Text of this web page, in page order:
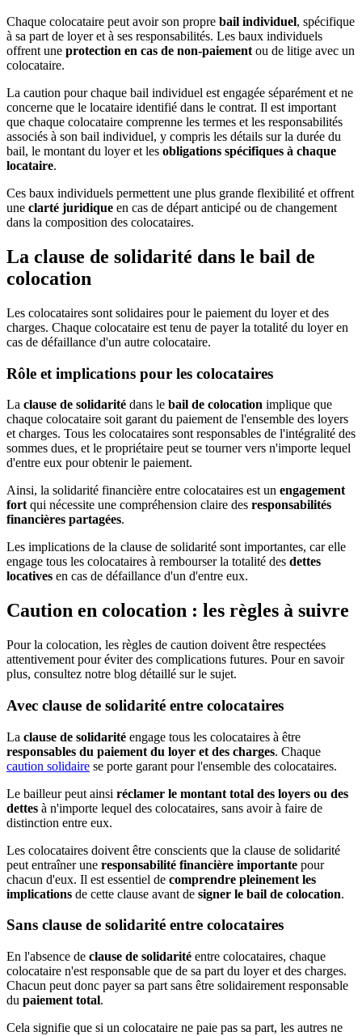
Chaque colocataire peut avoir son propre bail individuel, spécifique
à sa part de loyer et à ses responsabilités. Les baux individuels
offrent une protection en cas de non-paiement ou de litige avec un
colocataire.
La caution pour chaque bail individuel est engagée séparément et ne
concerne que le locataire identifié dans le contrat. Il est important
que chaque colocataire comprenne les termes et les responsabilités
associés à son bail individuel, y compris les détails sur la durée du
bail, le montant du loyer et les obligations spécifiques à chaque
locataire.
Ces baux individuels permettent une plus grande flexibilité et offrent
une clarté juridique en cas de départ anticipé ou de changement
dans la composition des colocataires.
La clause de solidarité dans le bail de
colocation
Les colocataires sont solidaires pour le paiement du loyer et des
charges. Chaque colocataire est tenu de payer la totalité du loyer en
cas de défaillance d'un autre colocataire.
Rôle et implications pour les colocataires
La clause de solidarité dans le bail de colocation implique que
chaque colocataire soit garant du paiement de l'ensemble des loyers
et charges. Tous les colocataires sont responsables de l'intégralité des
sommes dues, et le propriétaire peut se tourner vers n'importe lequel
d'entre eux pour obtenir le paiement.
Ainsi, la solidarité financière entre colocataires est un engagement
fort qui nécessite une compréhension claire des responsabilités
financières partagées.
Les implications de la clause de solidarité sont importantes, car elle
engage tous les colocataires à rembourser la totalité des dettes
locatives en cas de défaillance d'un d'entre eux.
Caution en colocation : les règles à suivre
Pour la colocation, les règles de caution doivent être respectées
attentivement pour éviter des complications futures. Pour en savoir
plus, consultez notre blog détaillé sur le sujet.
Avec clause de solidarité entre colocataires
La clause de solidarité engage tous les colocataires à être
responsables du paiement du loyer et des charges. Chaque
caution solidaire se porte garant pour l'ensemble des colocataires.
Le bailleur peut ainsi réclamer le montant total des loyers ou des
dettes à n'importe lequel des colocataires, sans avoir à faire de
distinction entre eux.
Les colocataires doivent être conscients que la clause de solidarité
peut entraîner une responsabilité financière importante pour
chacun d'eux. Il est essentiel de comprendre pleinement les
implications de cette clause avant de signer le bail de colocation.
Sans clause de solidarité entre colocataires
En l'absence de clause de solidarité entre colocataires, chaque
colocataire n'est responsable que de sa part du loyer et des charges.
Chacun peut donc payer sa part sans être solidairement responsable
du paiement total.
Cela signifie que si un colocataire ne paie pas sa part, les autres ne